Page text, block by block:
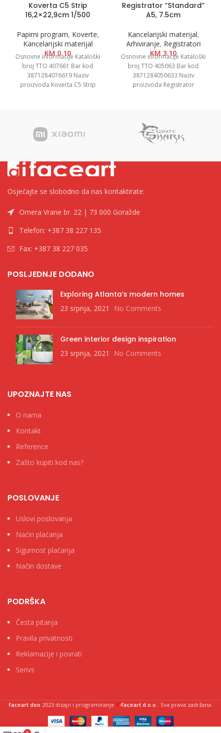
Koverta C5 Strip
16,2×22,9cm 1/500
Papirni program, Koverte,
Kancelarijski materijal
KM0.10
Osnovne informacije Kataloški
broj TTO 407661 Bar kod
3871284076619 Naziv
proizvoda Koverta C5 Strip
Registrator ”Standard”
A5, 7.5cm
Kancelarijski materijal,
Arhiviranje, Registratori
KM3.10
Osnovne informacije Kataloški
broj TTO 405063 Bar kod
3871284050633 Naziv
proizvoda Registrator
Osjećajte se slobodno da nas kontaktirate:
Omera Vrane br. 22 | 73 000 Goražde
Telefon: +387 38 227 135
Fax: +387 38 227 035
POSLJEDNJE DODANO
Exploring Atlanta’s modern homes
23 srpnja, 2021 No Comments
Green interior design inspiration
23 srpnja, 2021 No Comments
UPOZNAJTE NAS
O nama
Kontakt
Reference
Zašto kupiti kod nas?
POSLOVANJE
Uslovi poslovanja
Naćin plaćanja
Sigurnost plaćanja
Način dostave
PODRŠKA
Česta pitanja
Pravila privatnosti
Reklamacije i povrati
Serivs
faceart doo 2023 dizajn i programiranje X-faceart d.o.o.. Sva prava zadržana.